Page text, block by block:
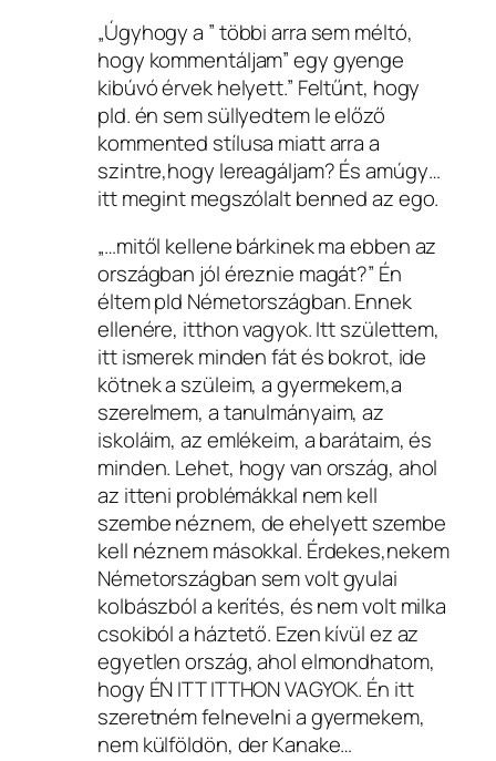
„Úgyhogy a ” többi arra sem méltó,
hogy kommentáljam” egy gyenge
kibúvó érvek helyett.” Feltűnt, hogy
pld. én sem süllyedtem le előző
kommented stílusa miatt arra a
szintre,hogy lereagáljam? És amúgy…
itt megint megszólalt benned az ego.
„…mitől kellene bárkinek ma ebben az
országban jól éreznie magát?” Én
éltem pld Németországban. Ennek
ellenére, itthon vagyok. Itt születtem,
itt ismerek minden fát és bokrot, ide
kötnek a szüleim, a gyermekem,a
szerelmem, a tanulmányaim, az
iskoláim, az emlékeim, a barátaim, és
minden. Lehet, hogy van ország, ahol
az itteni problémákkal nem kell
szembe néznem, de ehelyett szembe
kell néznem másokkal. Érdekes,nekem
Németországban sem volt gyulai
kolbászból a kerítés, és nem volt milka
csokiból a háztető. Ezen kívül ez az
egyetlen ország, ahol elmondhatom,
hogy ÉN ITT ITTHON VAGYOK. Én itt
szeretném felnevelni a gyermekem,
nem külföldön, der Kanake…